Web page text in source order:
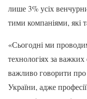
лише 3% усіх
тими компаніями, які
«Сьогодні ми
технологіях за
важливо говорити про
України, адже